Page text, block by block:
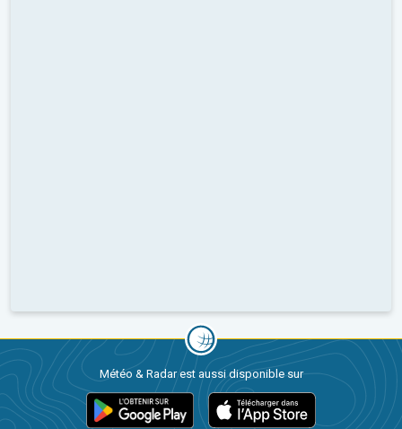
Météo & Radar est aussi disponible sur